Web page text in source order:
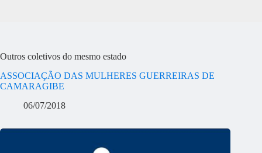
Outros coletivos do mesmo estado
ASSOCIAÇÃO DAS MULHERES GUERREIRAS DE
CAMARAGIBE
06/07/2018